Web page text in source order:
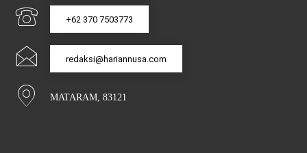
+62 370 7503773
redaksi@hariannusa.com
MATARAM, 83121